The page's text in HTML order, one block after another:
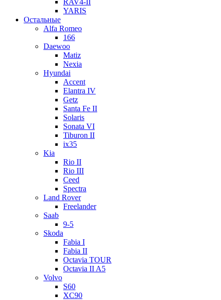
RAV4-II
YARIS
Остальные
Alfa Romeo
166
Daewoo
Matiz
Nexia
Hyundai
Accent
Elantra IV
Getz
Santa Fe II
Solaris
Sonata VI
Tiburon II
ix35
Kia
Rio II
Rio III
Ceed
Spectra
Land Rover
Freelander
Saab
9-5
Skoda
Fabia I
Fabia II
Octavia TOUR
Octavia II A5
Volvo
S60
XC90